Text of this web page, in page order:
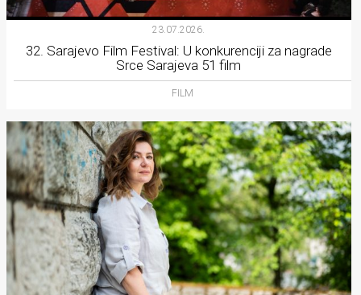
23.07.2026.
32. Sarajevo Film Festival: U konkurenciji za nagrade
Srce Sarajeva 51 film
FILM